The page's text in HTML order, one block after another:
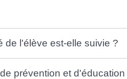
de l'élève est-elle suivie ?
prévention et